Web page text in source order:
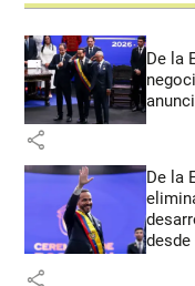
De la
share
De la
desde
share